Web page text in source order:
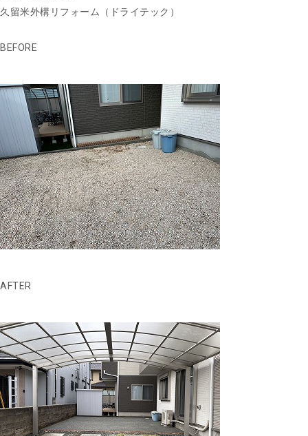
久留米外構リフォーム（ドライテック）
BEFORE
AFTER